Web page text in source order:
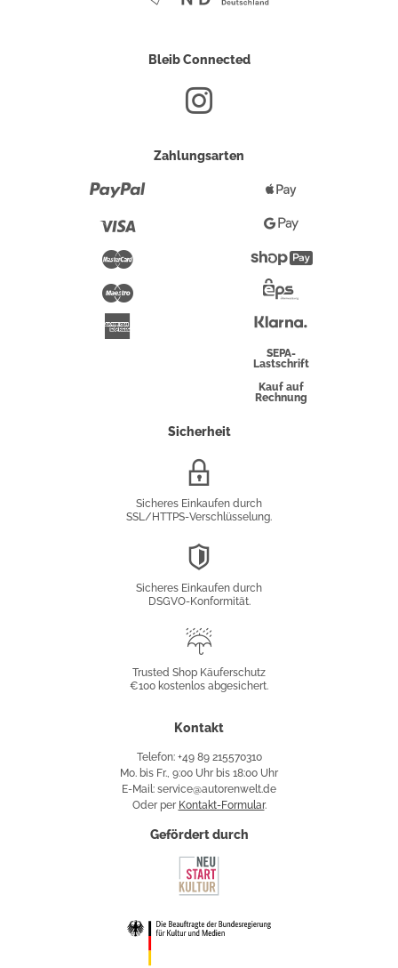
Bleib Connected
Zahlungsarten
Maestro
Pay
Google
PayShopify
Überweisung
SEPA-
Lastschrift
Kauf auf
Rechnung
Sicherheit
Sicheres Einkaufen durch
SSL/HTTPS-Verschlüsselung.
Sicheres Einkaufen durch
DSGVO-Konformität.
Käuferschutz
Trusted Shop Käuferschutz
€100 kostenlos abgesichert.
Kontakt
Telefon: +49 89 215570310
Mo. bis Fr., 9:00 Uhr bis 18:00 Uhr
E-Mail: service@autorenwelt.de
Oder per Kontakt-Formular.
Gefördert durch